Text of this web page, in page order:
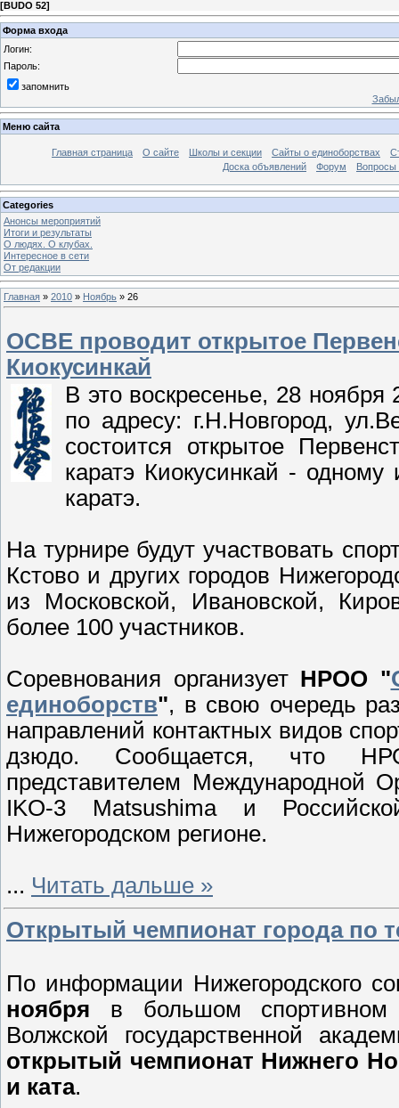
[BUDO 52]
Форма входа
Логин:
Пароль:
запомнить
Меню сайта
Главная страница О сайте Школы и секции Сайты о единоборствах
Доска объявлений
Форум Вопросы
Categories
Анонсы мероприятий
Итоги и результаты
О людях. О клубах.
Интересное в сети
От редакции
Главная » 2010 » Ноябрь » 26
ОСВЕ проводит открытое
Киокусинкай
В это воскресенье, 28
по адресу: г.Н.Новгород,
состоится открытое
каратэ Киокусинкай -
каратэ.
На турнире будут участвовать
Кстово и других городов
из Московской, Ивановской,
более 100 участников.
Соревнования организует НРОО "
единоборств", в свою очередь
направлений контактных видов
дзюдо. Сообщается, что
представителем Международной
IKO-3 Matsushima и
Нижегородском регионе.
... Читать дальше »
Открытый чемпионат города по
По информации Нижегородского
ноября в большом спортивном
Волжской государственной
открытый чемпионат Нижнего
и ката.